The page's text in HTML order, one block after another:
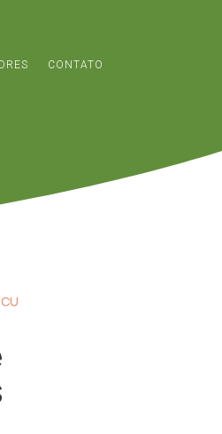
CONTATO